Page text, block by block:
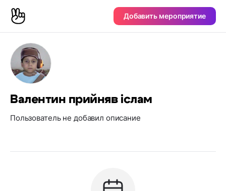
Добавить мероприятие
Валентин прийняв іслам
Пользователь не добавил описание